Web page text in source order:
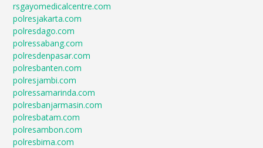
rsgayomedicalcentre.com
polresjakarta.com
polresdago.com
polressabang.com
polresdenpasar.com
polresbanten.com
polresjambi.com
polressamarinda.com
polresbanjarmasin.com
polresbatam.com
polresambon.com
polresbima.com